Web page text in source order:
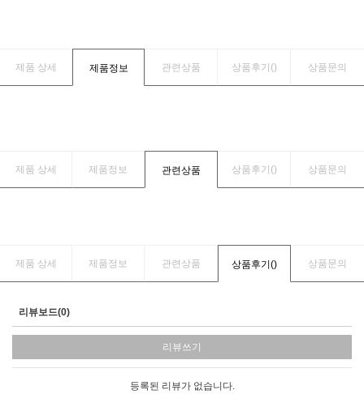
제품 상세 제품정보 관련상품 상품후기() 상품문의
제품 상세 제품정보 관련상품 상품후기() 상품문의
제품 상세 제품정보 관련상품 상품후기() 상품문의
리뷰보드(0)
리뷰쓰기
등록된 리뷰가 없습니다.